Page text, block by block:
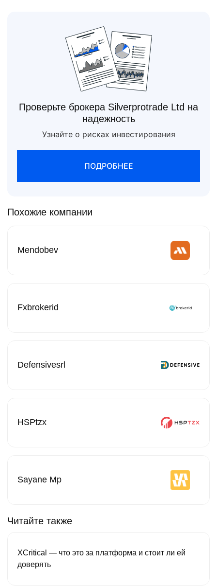
Проверьте брокера Silverprotrade Ltd на
надежность
Узнайте о рисках инвестирования
ПОДРОБНЕЕ
Похожие компании
Mendobev
Fxbrokerid
Defensivesrl
HSPtzx
Sayane Mp
Читайте также
XCritical — что это за платформа и стоит ли ей
доверять